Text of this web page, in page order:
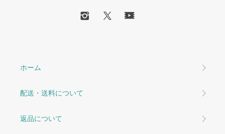
ホーム
配送・送料について
返品について